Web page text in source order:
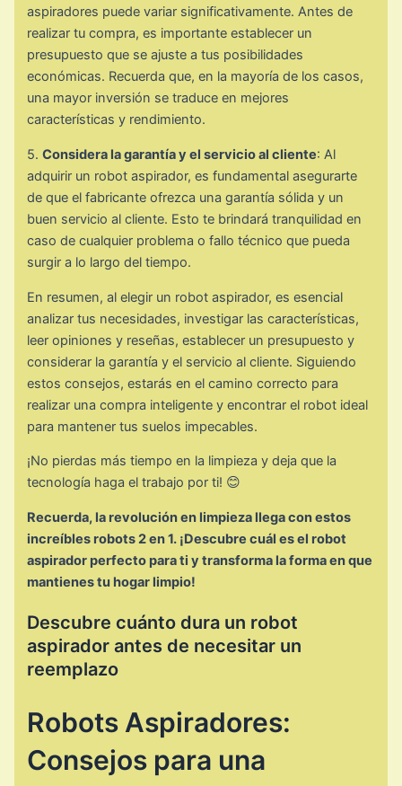
aspiradores puede variar significativamente. Antes de
realizar tu compra, es importante establecer un
presupuesto que se ajuste a tus posibilidades
económicas. Recuerda que, en la mayoría de los casos,
una mayor inversión se traduce en mejores
características y rendimiento.
5.Considera la garantía y el servicio al cliente: Al
adquirir un robot aspirador, es fundamental asegurarte
de que el fabricante ofrezca una garantía sólida y un
buen servicio al cliente. Esto te brindará tranquilidad en
caso de cualquier problema o fallo técnico que pueda
surgir a lo largo del tiempo.
En resumen, al elegir un robot aspirador, es esencial
analizar tus necesidades, investigar las características,
leer opiniones y reseñas, establecer un presupuesto y
considerar la garantía y el servicio al cliente. Siguiendo
estos consejos, estarás en el camino correcto para
realizar una compra inteligente y encontrar el robot ideal
para mantener tus suelos impecables.
¡No pierdas más tiempo en la limpieza y deja que la
tecnología haga el trabajo por ti! 😊
Recuerda, la revolución en limpieza llega con estos
increíbles robots 2 en 1. ¡Descubre cuál es el robot
aspirador perfecto para ti y transforma la forma en que
mantienes tu hogar limpio!
Descubre cuánto dura un robot
aspirador antes de necesitar un
reemplazo
Robots Aspiradores:
Consejos para una